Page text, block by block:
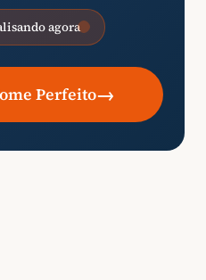
agora
Perfeito→